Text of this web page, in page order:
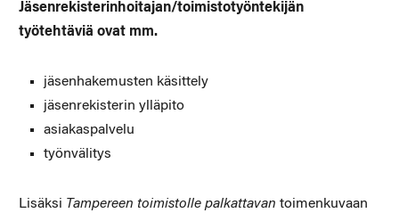
Jäsenrekisterinhoitajan/toimistotyöntekijän
työtehtäviä ovat mm.
jäsenhakemusten käsittely
jäsenrekisterin ylläpito
asiakaspalvelu
työnvälitys
Lisäksi Tampereen toimistolle palkattavan toimenkuvaan